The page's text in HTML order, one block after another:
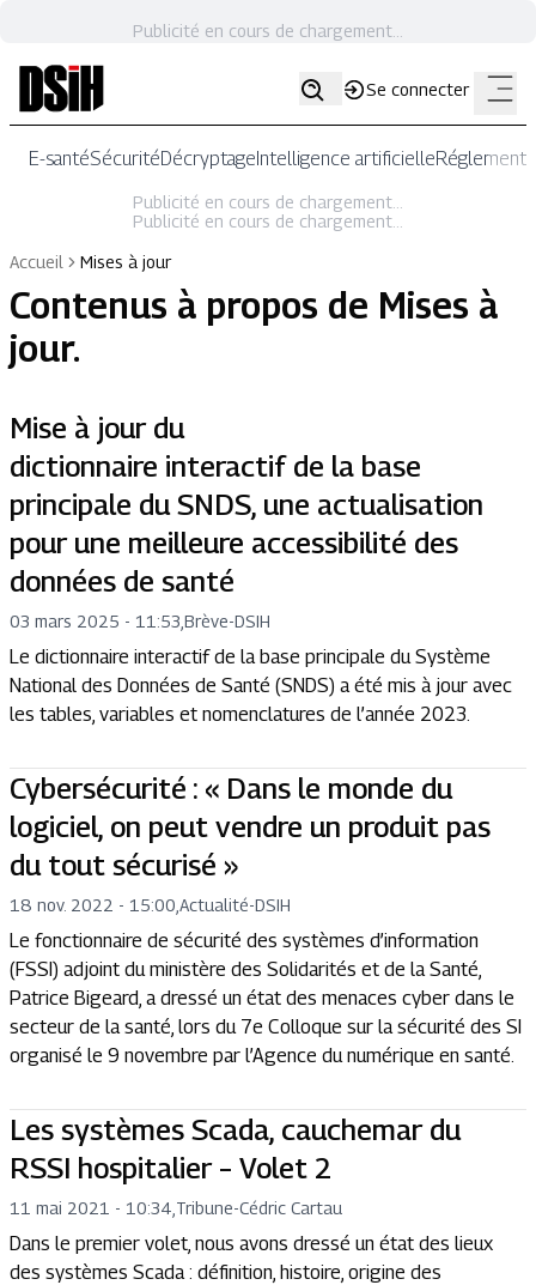
Publicité en cours de chargement...
Se connecter
E-santéSécuritéDécryptageIntelligence artificielle
Publicité en cours de chargement...
Publicité en cours de chargement...
Accueil
Mises à jour
Contenus à propos de Mises à
jour.
Mise à jour du
dictionnaire interactif de la base
principale du SNDS, une actualisation
pour une meilleure accessibilité des
données de santé
03 mars 2025 - 11:53 Brève-DSIH
Le dictionnaire interactif de la base principale du Système
National des Données de Santé (SNDS) a été mis à jour avec
les tables, variables et nomenclatures de l’année 2023.
Cybersécurité : « Dans le monde du
logiciel, on peut vendre un produit pas
du tout sécurisé »
18 nov. 2022 - 15:00 Actualité-DSIH
Le fonctionnaire de sécurité des systèmes d’information
(FSSI) adjoint du ministère des Solidarités et de la Santé,
Patrice Bigeard, a dressé un état des menaces cyber dans le
secteur de la santé, lors du 7e Colloque sur la sécurité des SI
organisé le 9 novembre par l’Agence du numérique en santé.
Les systèmes Scada, cauchemar du
RSSI hospitalier – Volet 2
11 mai 2021 - 10:34 Tribune-Cédric Cartau
Dans le premier volet, nous avons dressé un état des lieux
des systèmes Scada : définition, histoire, origine des